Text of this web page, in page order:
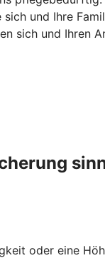
und Ihre
sich und Ihren
oder eine